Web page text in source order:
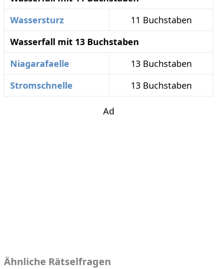
Wassersturz
11 Buchstaben
Wasserfall mit 13 Buchstaben
Niagarafaelle
13 Buchstaben
Stromschnelle
13 Buchstaben
Ad
Ähnliche Rätselfragen